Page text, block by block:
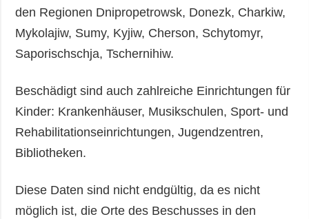
den Regionen Dnipropetrowsk, Donezk, Charkiw,
Mykolajiw, Sumy, Kyjiw, Cherson, Schytomyr,
Saporischschja, Tschernihiw.
Beschädigt sind auch zahlreiche Einrichtungen für
Kinder: Krankenhäuser, Musikschulen, Sport- und
Rehabilitationseinrichtungen, Jugendzentren,
Bibliotheken.
Diese Daten sind nicht endgültig, da es nicht
möglich ist, die Orte des Beschusses in den